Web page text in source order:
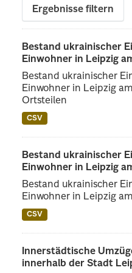
Ergebnisse filtern
Bestand ukrainischer
Einwohner in Leipzig
Bestand ukrainischer
Einwohner in Leipzig
Ortsteilen
CSV
Bestand ukrainischer
Einwohner in Leipzig
Bestand ukrainischer
Einwohner in Leipzig
CSV
Innerstädtische
innerhalb der Stadt